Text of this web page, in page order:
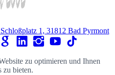
Schloßplatz 1, 31812 Bad Pyrmont
zu optimieren und Ihnen
zu bieten.